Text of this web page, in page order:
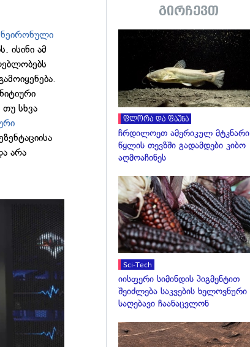
ნეირონული
ისინი ამ
თუ სხვა
არა
გირჩევთ
ფლორა და ფაუნა
ჩრდილოეთ ამერიკულ მტკნარი
წყლის თევზში გადამდები კიბო
აღმოაჩინეს
Sci-Tech
იისფერი სიმინდის პიგმენტით
შეიძლება საკვების ხელოვნური
საღებავი ჩაანაცვლონ